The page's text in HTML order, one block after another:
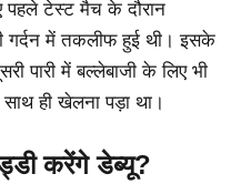
पहले टेस्ट मैच के दौरान
गर्दन में तकलीफ हुई थी। इसके
पारी में बल्लेबाजी के लिए भी
ही खेलना पड़ा था।
करेंगे डेब्यू?